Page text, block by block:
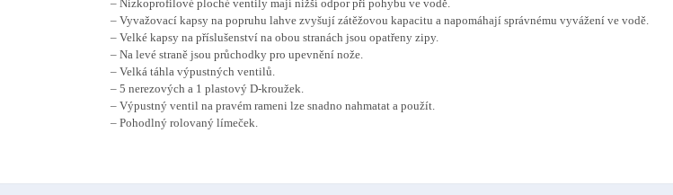
– Nízkoprofilové ploché ventily mají nižší odpor při pohybu ve vodě.
– Vyvažovací kapsy na popruhu lahve zvyšují zátěžovou kapacitu a napomáhají správnému vyvážení ve vodě.
– Velké kapsy na příslušenství na obou stranách jsou opatřeny zipy.
– Na levé straně jsou průchodky pro upevnění nože.
– Velká táhla výpustných ventilů.
– 5 nerezových a 1 plastový D-kroužek.
– Výpustný ventil na pravém rameni lze snadno nahmatat a použít.
– Pohodlný rolovaný límeček.